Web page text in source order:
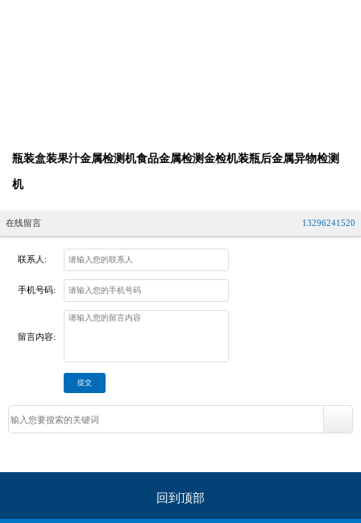
瓶装盒装果汁金属检测机食品金属检测金检机装瓶后金属异物检测
机
在线留言 13296241520
联系人:
手机号码:
留言内容:
回到顶部